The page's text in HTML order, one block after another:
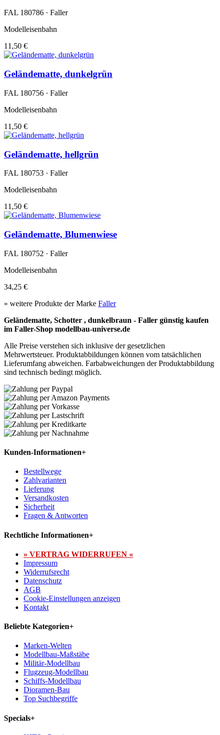
FAL 180786 · Faller
Modelleisenbahn
11,50 €
Geländematte, dunkelgrün
FAL 180756 · Faller
Modelleisenbahn
11,50 €
Geländematte, hellgrün
FAL 180753 · Faller
Modelleisenbahn
11,50 €
Geländematte, Blumenwiese
FAL 180752 · Faller
Modelleisenbahn
34,25 €
» weitere Produkte der Marke Faller
Geländematte, Schotter , dunkelbraun - Faller günstig kaufen
im Faller-Shop modellbau-universe.de
Alle Preise verstehen sich inklusive der gesetzlichen
Mehrwertsteuer. Produktabbildungen können vom tatsächlichen
Lieferumfang abweichen. Farbabweichungen der Produktabbildung
sind technisch bedingt möglich.
Kunden-Informationen+
Bestellwege
Zahlvarianten
Lieferung
Versandkosten
Sicherheit
Fragen & Antworten
Rechtliche Informationen+
» VERTRAG WIDERRUFEN «
Impressum
Widerrufsrecht
Datenschutz
AGB
Cookie-Einstellungen anzeigen
Kontakt
Beliebte Kategorien+
Marken-Welten
Modellbau-Maßstäbe
Militär-Modellbau
Flugzeug-Modellbau
Schiffs-Modellbau
Dioramen-Bau
Top Suchbegriffe
Specials+